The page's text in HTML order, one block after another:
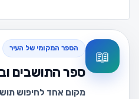
📖 הספר המקומי של העיר
ספר התושבים
מקום אחד לחיפוש